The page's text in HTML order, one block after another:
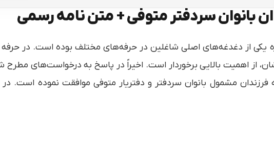
بانوان سردفتر متوفی + متن نامه رسمی
یکی از دغدغه‌های اصلی شاغلین در حرفه‌های مختلف بوده است. در
از اهمیت بالایی برخوردار است. اخیراً در پاسخ به درخواست‌های
مشمول بانوان سردفتر و دفتریار متوفی موافقت نموده است.